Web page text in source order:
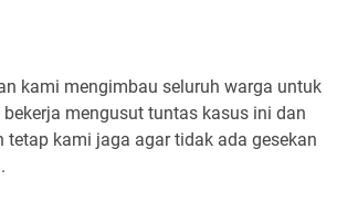
kami mengimbau seluruh warga untuk
mengusut tuntas kasus ini dan
kami jaga agar tidak ada gesekan